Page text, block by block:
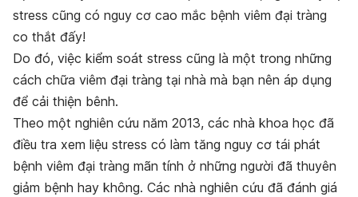
stress cũng có nguy cơ cao mắc bệnh viêm đại tràng
co thắt đấy!
Do đó, việc kiểm soát stress cũng là một trong những
cách chữa viêm đại tràng tại nhà mà bạn nên áp dụng
để cải thiện bênh.
Theo một nghiên cứu năm 2013, các nhà khoa học đã
điều tra xem liệu stress có làm tăng nguy cơ tái phát
bệnh viêm đại tràng mãn tính ở những người đã thuyên
giảm bệnh hay không. Các nhà nghiên cứu đã đánh giá